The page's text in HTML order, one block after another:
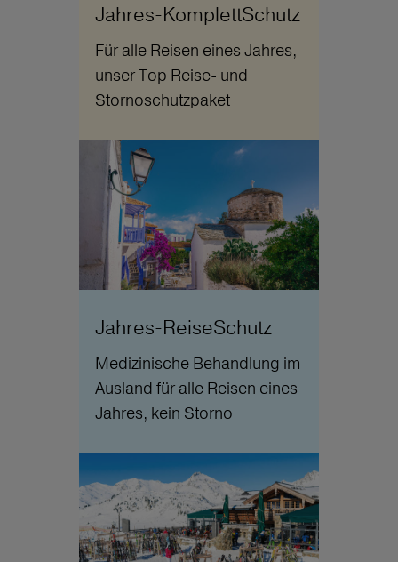
Jahres-KomplettSchutz
Für alle Reisen eines Jahres,
unser Top Reise- und
Stornoschutzpaket
Jahres-ReiseSchutz
Medizinische Behandlung im
Ausland für alle Reisen eines
Jahres, kein Storno